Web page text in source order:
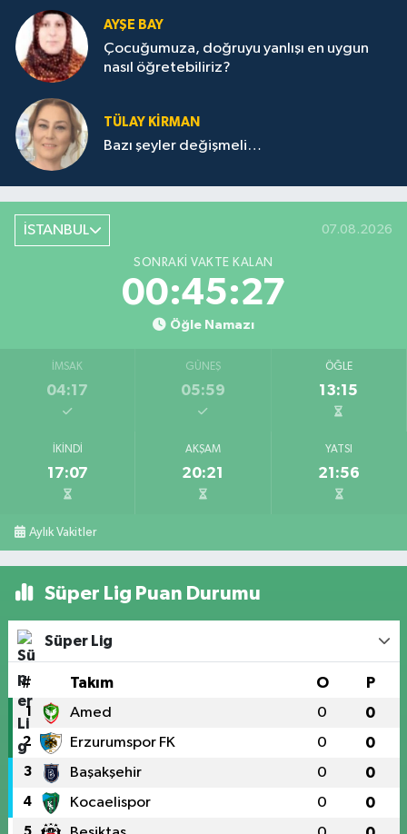
AYŞE BAY
Çocuğumuza, doğruyu yanlışı en uygun
nasıl öğretebiliriz?
TÜLAY KİRMAN
Bazı şeyler değişmeli…
İSTANBUL 07.08.2026
SONRAKI VAKTE KALAN
00:45:27
Öğle Namazı
İMSAK
04:17
GÜNEŞ
05:59
ÖĞLE
13:15
İKINDI
17:07
AKŞAM
20:21
YATSI
21:56
Aylık Vakitler
Süper Lig Puan Durumu
Süper Lig
# Takım O P
1 Amed 0 0
2 Erzurumspor FK 0 0
3 Başakşehir 0 0
4 Kocaelispor 0 0